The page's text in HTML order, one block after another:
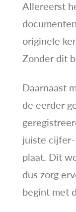
Allereerst
originele
Zonder dit
Daarnaast
de eerder
juiste
plaat. Dit
dus zorg
begint met